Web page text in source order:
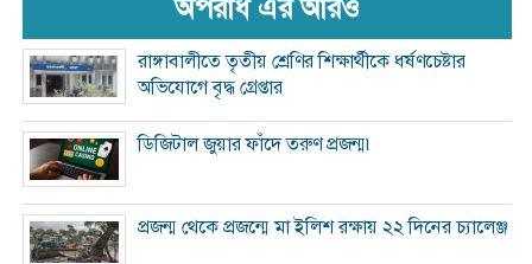
অপরাধ এর আরও
রাঙ্গাবালীতে তৃতীয় শ্রেণির শিক্ষার্থীকে ধর্ষণচেষ্টার
অভিযোগে বৃদ্ধ গ্রেপ্তার
ডিজিটাল জুয়ার ফাঁদে তরুণ প্রজন্ম৷
প্রজন্ম থেকে প্রজন্মে মা ইলিশ রক্ষায় ২২ দিনের চ্যালেঞ্জ